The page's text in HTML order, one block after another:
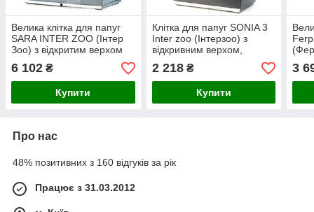
Велика клітка для папуг
SARA INTER ZOO (Інтер
Зоо) з відкритим верхом
78*47,5*80 см
6 102 ₴
Купити
Клітка для папуг SONIA 3
Inter zoo (Інтерзоо) з
відкривним верхом,
2 218₴
Купити
3
Про нас
48% позитивних з 160 відгуків за рік
Працює з 31.03.2012